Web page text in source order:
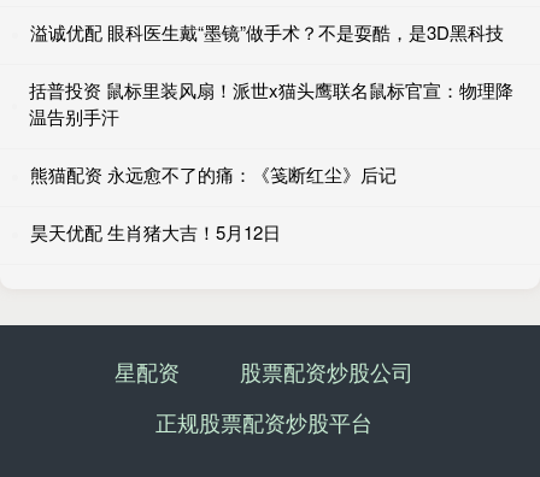
溢诚优配 眼科医生戴“墨镜”做手术？不是耍酷，是3D黑科技
括普投资 鼠标里装风扇！派世x猫头鹰联名鼠标官宣：物理降
温告别手汗
熊猫配资 永远愈不了的痛：《笺断红尘》后记
昊天优配 生肖猪大吉！5月12日
星配资
股票配资炒股公司
正规股票配资炒股平台